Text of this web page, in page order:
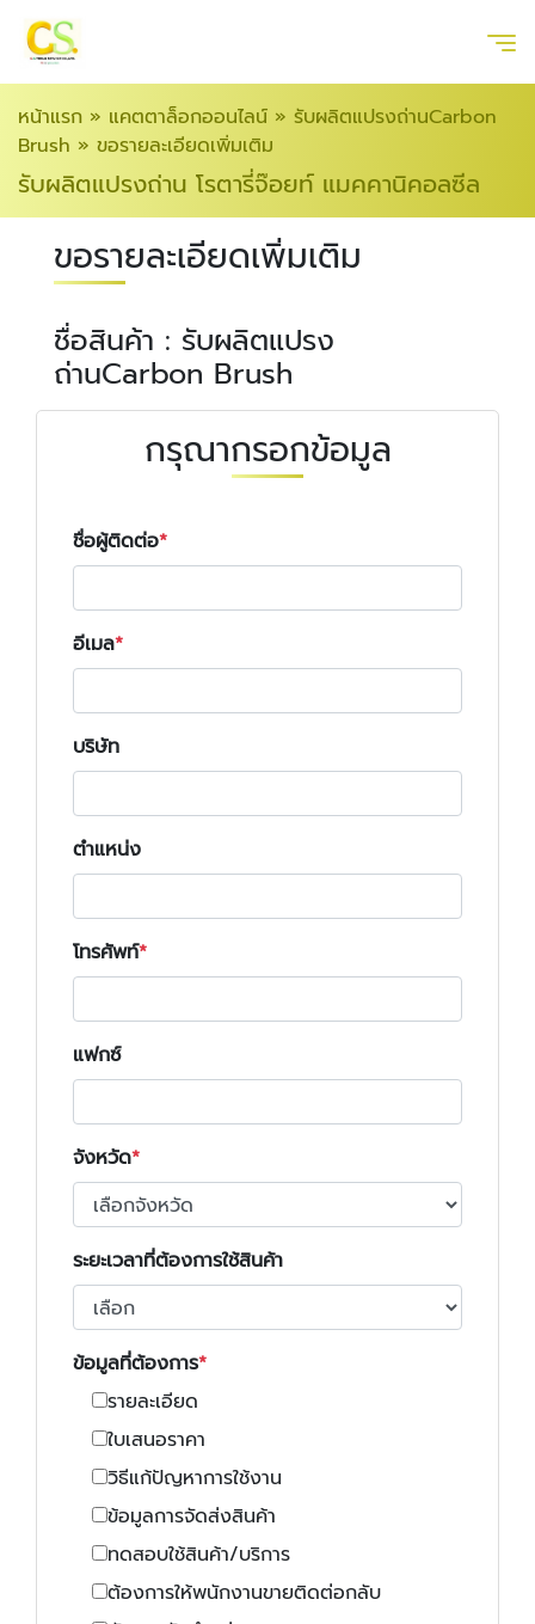
หน้าแรก » แคตตาล็อกออนไลน์ » รับผลิตแปรงถ่านCarbon
Brush » ขอรายละเอียดเพิ่มเติม
รับผลิตแปรงถ่าน โรตารี่จ๊อยท์ แมคคานิคอลซีล
ขอรายละเอียดเพิ่มเติม
ชื่อสินค้า : รับผลิตแปรง
ถ่านCarbon Brush
กรุณากรอกข้อมูล
ชื่อผู้ติดต่อ
อีเมล
บริษัท
ตำแหน่ง
โทรศัพท์
แฟกซ์
จังหวัด
ระยะเวลาที่ต้องการใช้สินค้า
ข้อมูลที่ต้องการ
รายละเอียด
ใบเสนอราคา
วิธีแก้ปัญหาการใช้งาน
ข้อมูลการจัดส่งสินค้า
ทดสอบใช้สินค้า/บริการ
ต้องการให้พนักงานขายติดต่อกลับ